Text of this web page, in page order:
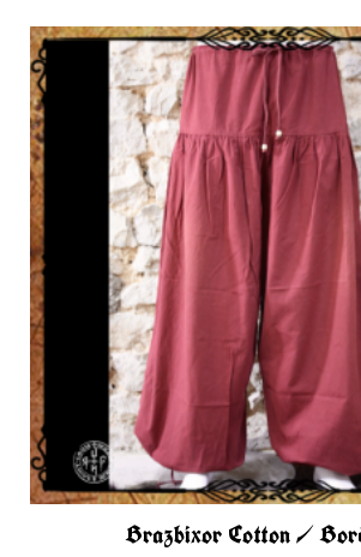
Brazbixor Cotton /